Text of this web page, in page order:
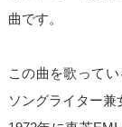
曲です。
この曲を歌って
ソングライター兼